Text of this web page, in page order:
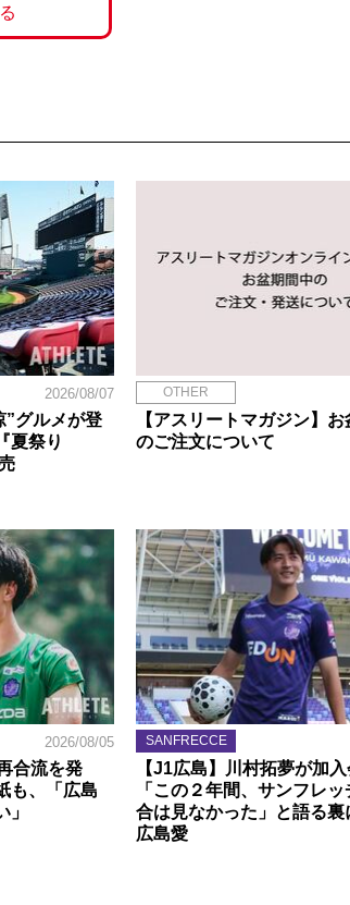
2026/08/07
”グルメが登
夏祭り
OTHER
【アスリートマガジン】
のご注文について
2026/08/05
合流を発
も、「広島
SANFRECCE
【J1広島】川村拓夢が加入
「この２年間、サンフレ
合は見なかった」と語る裏
広島愛